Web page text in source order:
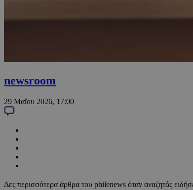
newsroom
29 Μαΐου 2026, 17:00
Δες περισσότερα άρθρα του philenews όταν αναζητάς